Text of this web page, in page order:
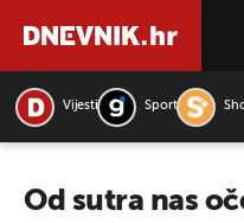
Vijesti Sport
Od sutra nas
PRETRAŽITE VIJESTI